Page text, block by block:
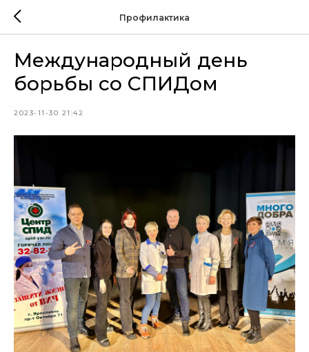
Профилактика
Международный день
борьбы со СПИДом
2023-11-30 21:42